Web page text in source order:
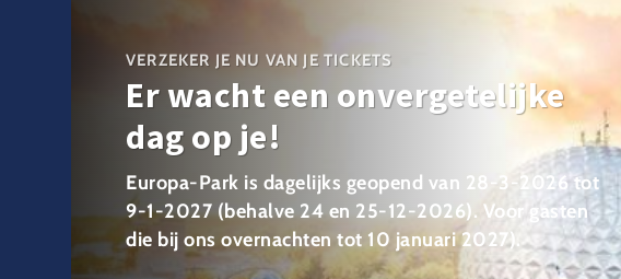
VERZEKER JE NU VAN JE TICKETS
Er wacht een onvergetelijke
dag op je!
Europa-Park is dagelijks geopend van 28-3-2026 tot
9-1-2027 (behalve 24 en 25-12-2026). Voor gasten
die bij ons overnachten tot 10 januari 2027).